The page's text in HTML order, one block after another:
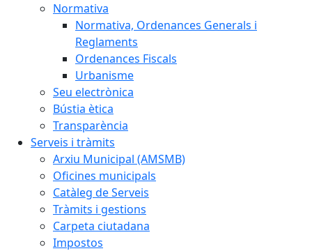
Normativa
Normativa, Ordenances Generals i
Reglaments
Ordenances Fiscals
Urbanisme
Seu electrònica
Bústia ètica
Transparència
Serveis i tràmits
Arxiu Municipal (AMSMB)
Oficines municipals
Catàleg de Serveis
Tràmits i gestions
Carpeta ciutadana
Impostos